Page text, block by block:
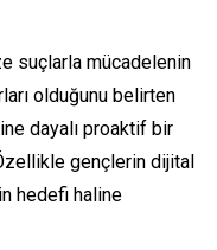
suçlarla mücadelenin
olduğunu belirten
dayalı proaktif bir
gençlerin dijital
hedefi haline